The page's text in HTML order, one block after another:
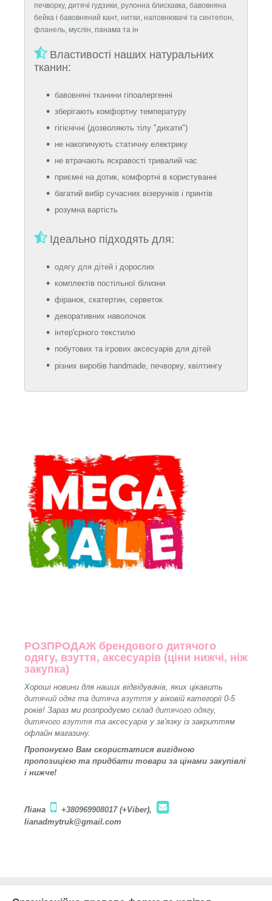
печворку, дитячі гудзики рулонна блискавка бавовняна
бейка і бавовняний кант, нитки наповнювачі та синтепон
фланель муслін , панама та ін
Властивості наших натуральних
тканин:
бавовняні тканини гіпоалергенні
зберігають комфортну температуру
гігієнічні (дозволяють тілу "дихати")
не накопичують статичну електрику
не втрачають яскравості тривалий час
приємні на дотик, комфортні в користуванні
багатий вибір сучасних візерунків і принтів
розумна вартість
Ідеально підходять для:
одягу для дітей і дорослих
комплектів постільної білизни
фіранок, скатертин, серветок
декоративних наволочок
інтер'єрного текстилю
побутових та ігрових аксесуарів для дітей
різних виробів handmade, печворку, квілтингу
РОЗПРОДАЖ брендового дитячого
одягу, взуття, аксесуарів (ціни нижчі, ніж
закупка)
Хороші новини для наших відвідувачів, яких цікавить
дитячий одяг та дитяча взуття у віковій категорії 0-5
років! Зараз ми розпродуємо склад дитячого одягу,
дитячого взуття та аксесуарів у зв'язку із закриттям
офлайн магазину.
Пропонуємо Вам скористатися вигідною
пропозицією та придбати товари за цінами закупівлі
і нижче!
Ліана +380969908017(+Viber),
lianadmytruk@gmail.com